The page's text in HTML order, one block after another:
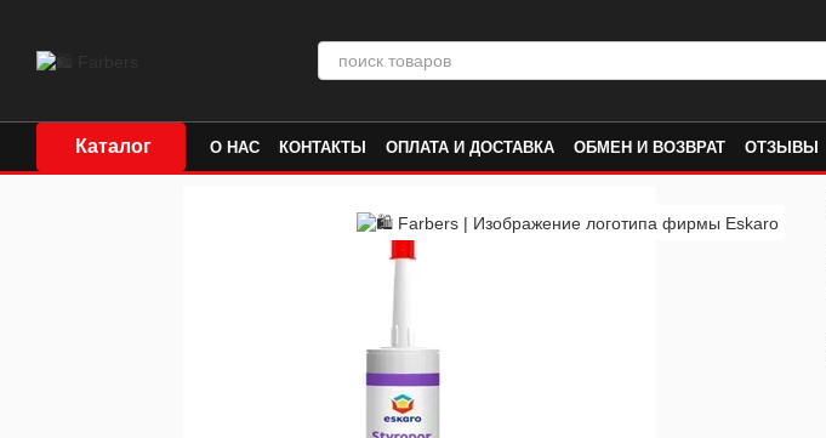
Каталог О НАС КОНТАКТЫ ОПЛАТА И ДОСТАВКА ОБМЕН И ВОЗВРАТ ОТЗЫВЫ